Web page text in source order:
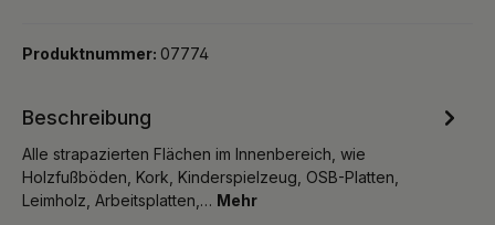
Produktnummer: 07774
Beschreibung
Alle strapazierten Flächen im Innenbereich, wie
Holzfußböden, Kork, Kinderspielzeug, OSB-Platten,
Leimholz, Arbeitsplatten,… Mehr